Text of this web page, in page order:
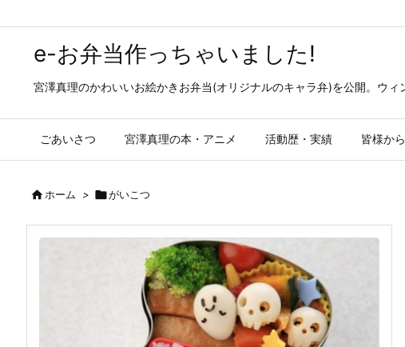
e-お弁当作っちゃいました!
宮澤真理のかわいいお絵かきお弁当(オリジナルのキャラ弁)を公開。ウ
ごあいさつ 宮澤真理の本・アニメ 活動歴・実績 皆様か
ホーム > がいこつ